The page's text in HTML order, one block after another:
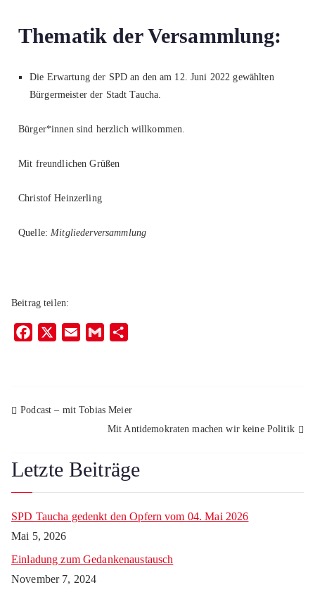
Thematik der Versammlung:
Die Erwartung der SPD an den am 12. Juni 2022 gewählten
Bürgermeister der Stadt Taucha.
Bürger*innen sind herzlich willkommen.
Mit freundlichen Grüßen
Christof Heinzerling
Quelle: Mitgliederversammlung
Beitrag teilen:
b
X
l
n
Podcast – mit Tobias Meier
Mit Antidemokraten machen wir keine Politik
Letzte Beiträge
SPD Taucha gedenkt den Opfern vom 04. Mai 2026
Mai 5, 2026
Einladung zum Gedankenaustausch
November 7, 2024